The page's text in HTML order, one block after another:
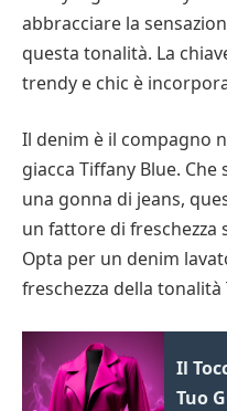
abbracciare la
questa tonalità. La
trendy e chic è
Il denim è il compagno
giacca Tiffany Blue.
una gonna di jeans,
un fattore di freschezza
Opta per un denim
freschezza della tonalità
Il
Tuo